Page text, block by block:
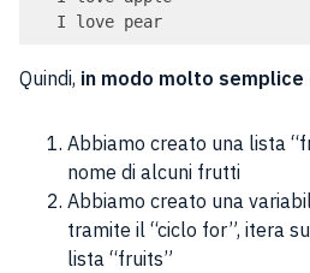
Quindi, in modo molto
Abbiamo creato una lista
nome di alcuni frutti
Abbiamo creato una
tramite il “ciclo for”, itera
lista “fruits”